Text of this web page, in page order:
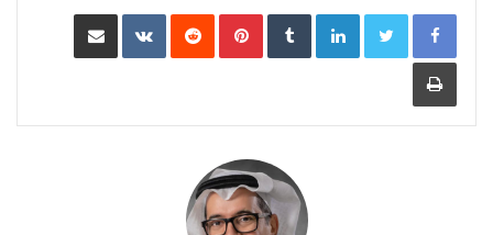
LinkedIn
Pinterest مشاركة عبر البريد
طباعة